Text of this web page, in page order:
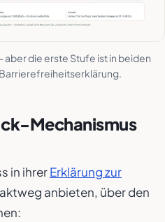
aber die erste Stufe ist in beiden
Mechanismus
in ihrerErklärung zur
anbieten, über den